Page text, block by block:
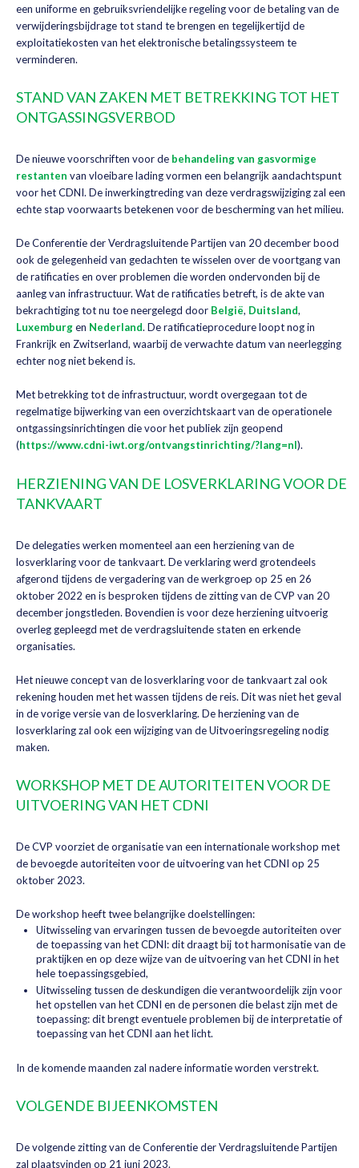
een uniforme en gebruiksvriendelijke regeling voor de betaling van de
verwijderingsbijdrage tot stand te brengen en tegelijkertijd de
exploitatiekosten van het elektronische betalingssysteem te
verminderen.
STAND VAN ZAKEN MET BETREKKING TOT HET
ONTGASSINGSVERBOD
De nieuwe voorschriften voor de behandeling van gasvormige
restanten van vloeibare lading vormen een belangrijk aandachtspunt
voor het CDNI. De inwerkingtreding van deze verdragswijziging zal een
echte stap voorwaarts betekenen voor de bescherming van het milieu.
De Conferentie der Verdragsluitende Partijen van 20 december bood
ook de gelegenheid van gedachten te wisselen over de voortgang van
de ratificaties en over problemen die worden ondervonden bij de
aanleg van infrastructuur. Wat de ratificaties betreft, is de akte van
bekrachtiging tot nu toe neergelegd door België, Duitsland,
Luxemburgen Nederland. De ratificatieprocedure loopt nog in
Frankrijk en Zwitserland, waarbij de verwachte datum van neerlegging
echter nog niet bekend is.
Met betrekking tot de infrastructuur, wordt overgegaan tot de
regelmatige bijwerking van een overzichtskaart van de operationele
ontgassingsinrichtingen die voor het publiek zijn geopend
(https://www.cdni-iwt.org/ontvangstinrichting/?lang=nl).
HERZIENING VAN DE LOSVERKLARING VOOR DE
TANKVAART
De delegaties werken momenteel aan een herziening van de
losverklaring voor de tankvaart. De verklaring werd grotendeels
afgerond tijdens de vergadering van de werkgroep op 25 en 26
oktober 2022 en is besproken tijdens de zitting van de CVP van 20
december jongstleden. Bovendien is voor deze herziening uitvoerig
overleg gepleegd met de verdragsluitende staten en erkende
organisaties.
Het nieuwe concept van de losverklaring voor de tankvaart zal ook
rekening houden met het wassen tijdens de reis. Dit was niet het geval
in de vorige versie van de losverklaring. De herziening van de
losverklaring zal ook een wijziging van de Uitvoeringsregeling nodig
maken.
WORKSHOP MET DE AUTORITEITEN VOOR DE
UITVOERING VAN HET CDNI
De CVP voorziet de organisatie van een internationale workshop met
de bevoegde autoriteiten voor de uitvoering van het CDNI op 25
oktober 2023.
De workshop heeft twee belangrijke doelstellingen:
Uitwisseling van ervaringen tussen de bevoegde autoriteiten over
de toepassing van het CDNI: dit draagt bij tot harmonisatie van de
praktijken en op deze wijze van de uitvoering van het CDNI in het
hele toepassingsgebied,
Uitwisseling tussen de deskundigen die verantwoordelijk zijn voor
het opstellen van het CDNI en de personen die belast zijn met de
toepassing: dit brengt eventuele problemen bij de interpretatie of
toepassing van het CDNI aan het licht.
In de komende maanden zal nadere informatie worden verstrekt.
VOLGENDE BIJEENKOMSTEN
De volgende zitting van de Conferentie der Verdragsluitende Partijen
zal plaatsvinden op 21 juni 2023.